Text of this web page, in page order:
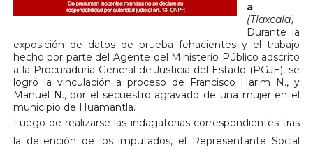
a
(Tlaxcala)
Durante la
exposición de datos de prueba fehacientes y el trabajo
hecho por parte del Agente del Ministerio Público adscrito
a la Procuraduría General de Justicia del Estado (PGJE), se
logró la vinculación a proceso de Francisco Harim N., y
Manuel N., por el secuestro agravado de una mujer en el
municipio de Huamantla.
Luego de realizarse las indagatorias correspondientes tras
la detención de los imputados, el Representante Social